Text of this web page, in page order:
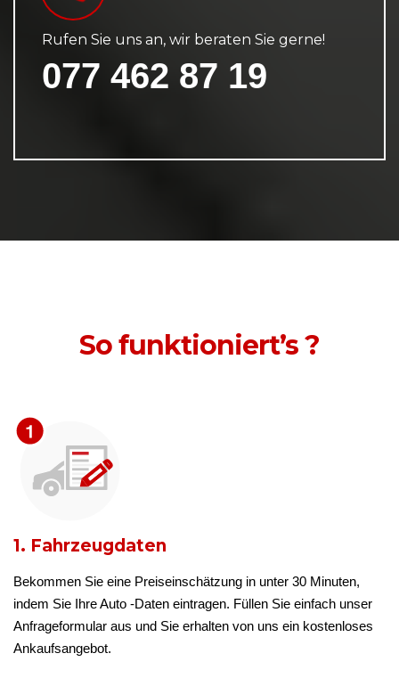
Rufen Sie uns an, wir beraten Sie gerne!
077 462 87 19
So funktioniert’s ?
1. Fahrzeugdaten
Bekommen Sie eine Preiseinschätzung in unter 30 Minuten,
indem Sie Ihre Auto -Daten eintragen. Füllen Sie einfach unser
Anfrageformular aus und Sie erhalten von uns ein kostenloses
Ankaufsangebot.